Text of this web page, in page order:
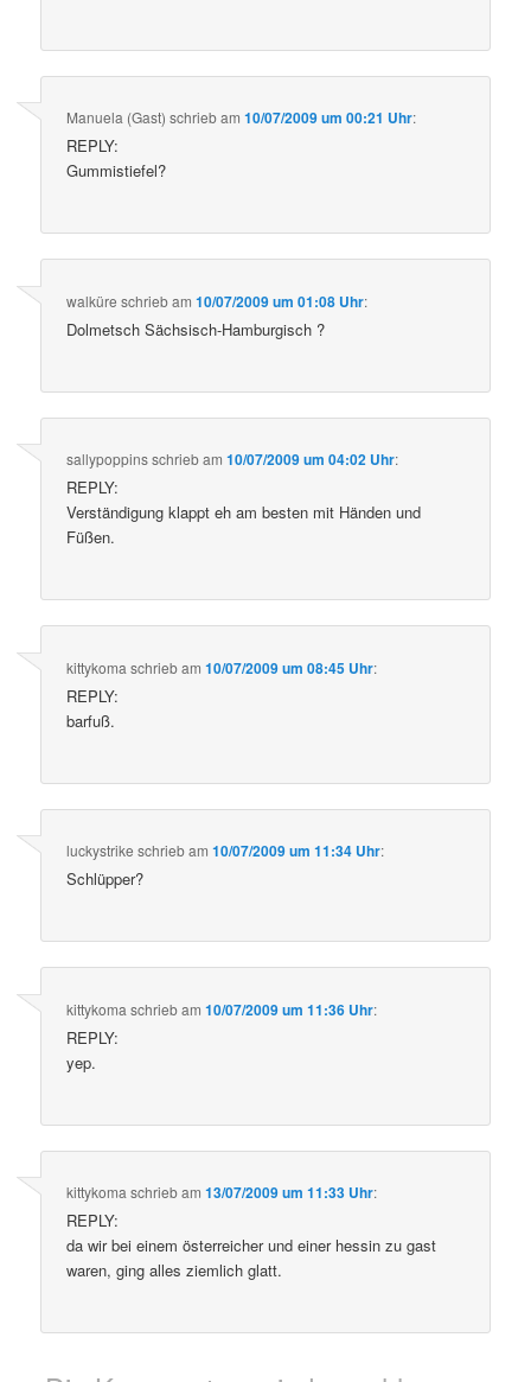
Manuela (Gast) schriebam10/07/2009 um 00:21 Uhr:
REPLY:
Gummistiefel?
walküre schriebam10/07/2009 um 01:08 Uhr:
Dolmetsch Sächsisch-Hamburgisch ?
sallypoppinsschriebam10/07/2009 um 04:02 Uhr:
REPLY:
Verständigung klappt eh am besten mit Händen und
Füßen.
kittykoma schriebam10/07/2009 um 08:45 Uhr:
REPLY:
barfuß.
luckystrike schriebam10/07/2009 um 11:34 Uhr:
Schlüpper?
kittykoma schriebam10/07/2009 um 11:36 Uhr:
REPLY:
yep.
kittykoma schriebam13/07/2009 um 11:33 Uhr:
REPLY:
da wir bei einem österreicher und einer hessin zu gast
waren, ging alles ziemlich glatt.